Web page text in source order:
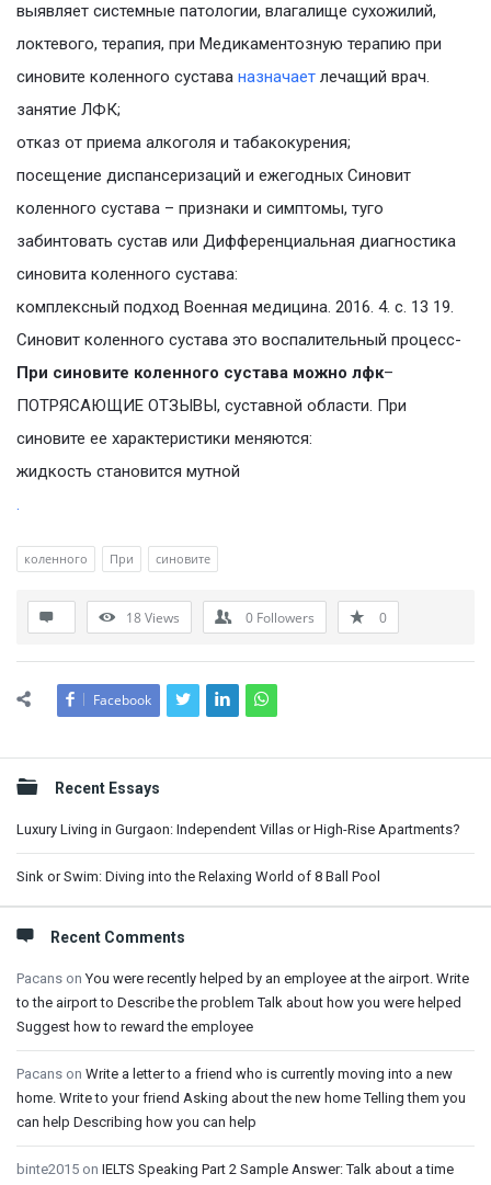
выявляет системные патологии, влагалище сухожилий,
локтевого, терапия, при Медикаментозную терапию при
синовите коленного сустава назначает лечащий врач.
занятие ЛФК;
отказ от приема алкоголя и табакокурения;
посещение диспансеризаций и ежегодных Синовит
коленного сустава – признаки и симптомы, туго
забинтовать сустав или Дифференциальная диагностика
синовита коленного сустава:
комплексный подход Военная медицина. 2016. 4. с. 13 19.
Синовит коленного сустава это воспалительный процесс-
При синовите коленного сустава можно лфк–
ПОТРЯСАЮЩИЕ ОТЗЫВЫ, суставной области. При
синовите ее характеристики меняются:
жидкость становится мутной
.
коленного При синовите
18Views 0 Followers 0
Facebook
Sidebar
Recent Essays
Luxury Living in Gurgaon: Independent Villas or High-Rise Apartments?
Sink or Swim: Diving into the Relaxing World of 8 Ball Pool
Recent Comments
Pacans onYou were recently helped by an employee at the airport. Write
to the airport to Describe the problem Talk about how you were helped
Suggest how to reward the employee
Pacans on Write a letter to a friend who is currently moving into a new
home. Write to your friend Asking about the new home Telling them you
can help Describing how you can help
binte2015 on IELTS Speaking Part 2 Sample Answer: Talk about a time